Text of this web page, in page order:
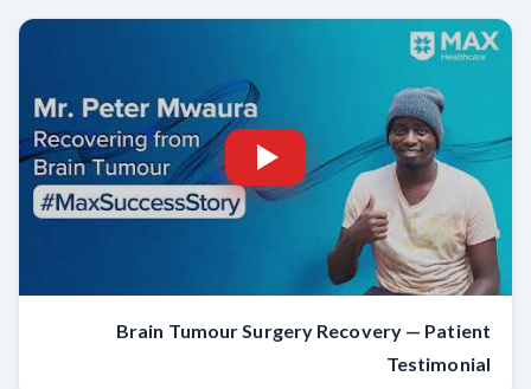
Brain Tumour Surgery Recovery — Patient
Testimonial